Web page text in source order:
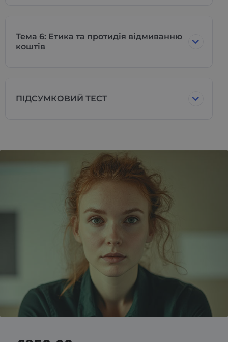
Тема 6: Етика та протидія відмиванню
коштів
ПІДСУМКОВИЙ ТЕСТ